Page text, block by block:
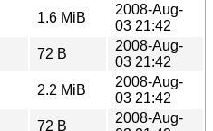
1.6 MiB
2008-Aug-
03 21:42
72 B
2008-Aug-
03 21:42
2.2 MiB
2008-Aug-
03 21:42
72 B
2008-Aug-